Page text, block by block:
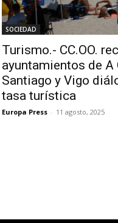
SOCIEDAD
Turismo.- CC.OO.
ayuntamientos de A
Santiago y Vigo
tasa turística
Europa Press - 11 agosto, 2025